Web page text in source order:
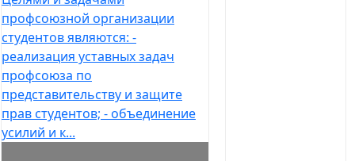
профсоюзной организации
студентов являются: -
реализация уставных задач
профсоюза по
представительству и защите
прав студентов; - объединение
усилий и к...